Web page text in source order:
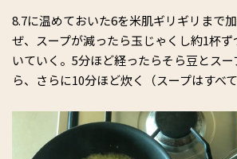
8.7に温めておいた6を米肌ギリギリまで
ぜ、スープが減ったら玉じゃくし約1杯
いていく。5分ほど経ったらそら豆とス
ら、さらに10分ほど炊く（スープはすべ